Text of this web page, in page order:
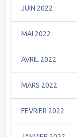
JUIN 2022
MAI 2022
AVRIL 2022
MARS 2022
FEVRIER 2022